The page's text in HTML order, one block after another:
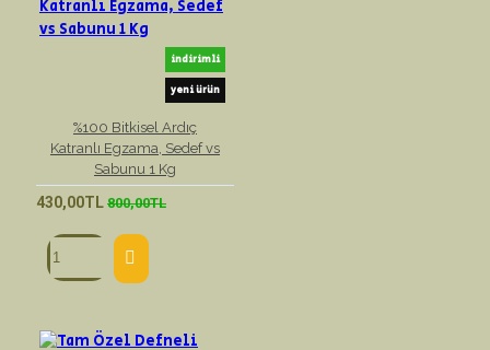
indirimli
yeni ürün
%100 Bitkisel Ardıç
Katranlı Egzama, Sedef vs
Sabunu 1 Kg
430,00TL 800,00TL